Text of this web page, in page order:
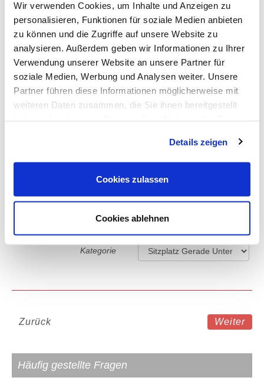
Wir verwenden Cookies, um Inhalte und Anzeigen zu
personalisieren, Funktionen für soziale Medien anbieten
zu können und die Zugriffe auf unsere Website zu
analysieren. Außerdem geben wir Informationen zu Ihrer
Verwendung unserer Website an unsere Partner für
soziale Medien, Werbung und Analysen weiter. Unsere
Partner führen diese Informationen möglicherweise mit
weiteren Daten zusammen, die Sie ihnen bereitgestellt
Details zeigen
Cookies zulassen
Cookies ablehnen
C
3 Sterne Hotel in Neapel
Bitte wählen Sie Ihren gewünschten
Zimmertyp.
Verpflegung
4 Sterne Hotel in Neapel
D
Ticketkategorie.
Kategorie
Zurück Weiter
Häufig gestellte Fragen